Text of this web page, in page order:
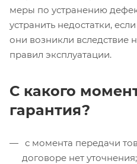
меры по устранению
устранить недостатки,
они возникли вследствие
правил эксплуатации.
С какого
гарантия?
с момента передачи
договоре нет уточнения;